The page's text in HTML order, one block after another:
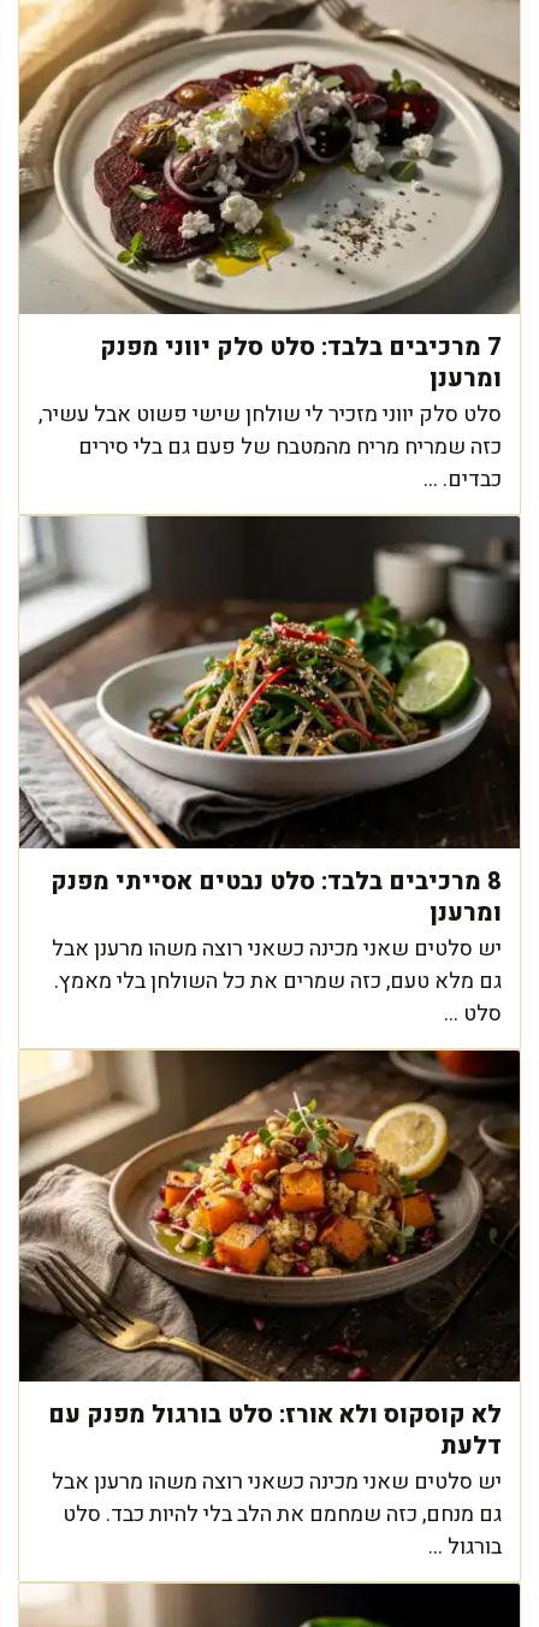
7 מרכיבים בלבד: סלט סלק יווני מפנק
ומרענן
סלט סלק יווני מזכיר לי שולחן שישי פשוט אבל עשיר,
כזה שמריח מריח מהמטבח של פעם גם בלי סירים
כבדים. ...
8 מרכיבים בלבד: סלט נבטים אסייתי מפנק
ומרענן
יש סלטים שאני מכינה כשאני רוצה משהו מרענן אבל
גם מלא טעם, כזה שמרים את כל השולחן בלי מאמץ.
סלט ...
לא קוסקוס ולא אורז: סלט בורגול מפנק עם
דלעת
יש סלטים שאני מכינה כשאני רוצה משהו מרענן אבל
גם מנחם, כזה שמחמם את הלב בלי להיות כבד. סלט
בורגול ...